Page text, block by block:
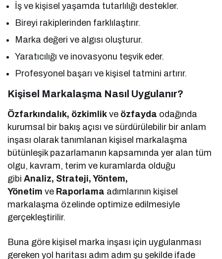
İş ve kişisel yaşamda tutarlılığı destekler.
Bireyi rakiplerinden farklılaştırır.
Marka değeri ve algısı oluşturur.
Yaratıcılığı ve inovasyonu teşvik eder.
Profesyonel başarı ve kişisel tatmini artırır.
Kişisel Markalaşma Nasıl Uygulanır?
Özfarkındalık, özkimlikve özfayda odağında
kurumsal bir bakış açısı ve sürdürülebilir bir anlam
inşası olarak tanımlanan kişisel markalaşma
bütünleşik pazarlamanın kapsamında yer alan tüm
olgu, kavram, terim ve kuramlarda olduğu
gibi Analiz, Strateji, Yöntem,
Yönetimve Raporlama adımlarının kişisel
markalaşma özelinde optimize edilmesiyle
gerçekleştirilir.
Buna göre kişisel marka inşası için uygulanması
gereken yol haritası adım adım şu şekilde ifade